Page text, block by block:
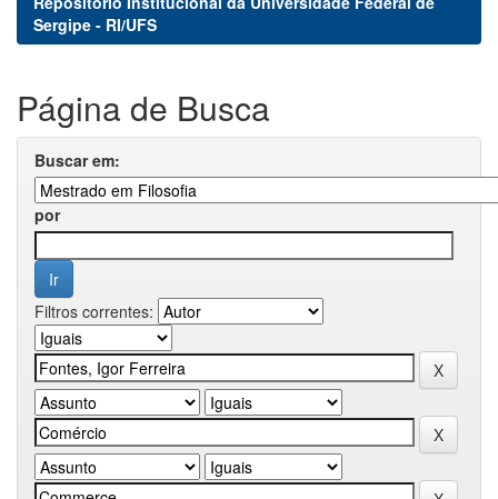
Sergipe - RI/UFS
Página de Busca
Buscar em:
por
Filtros correntes: